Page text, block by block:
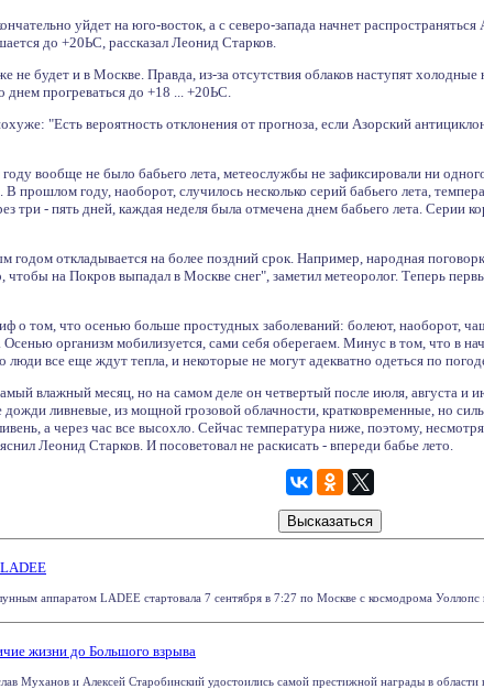
уйдет на юго-восток, а с северо-запада начнет
до +20ЬС, рассказал Леонид Старков.
не будет и в Москве. Правда, из-за отсутствия облаков наступят
днем прогреваться до +18 ... +20ЬС.
"Есть вероятность отклонения от прогноза, если Азорский
вообще не было бабьего лета, метеослужбы не зафиксировали ни
В прошлом году, наоборот, случилось несколько серий бабьего лета,
три - пять дней, каждая неделя была отмечена днем бабьего лета. Серии
годом откладывается на более поздний срок. Например, народная
чтобы на Покров выпадал в Москве снег", заметил метеоролог. Теперь
о том, что осенью больше простудных заболеваний: болеют, наоборот,
организм мобилизуется, сами себя оберегаем. Минус в том, что в
люди все еще ждут тепла, и некоторые не могут адекватно одеться по
влажный месяц, но на самом деле он четвертый после июля, августа и
ливневые, из мощной грозовой облачности, кратковременные, но
а через час все высохло. Сейчас температура ниже, поэтому,
Леонид Старков. И посоветовал не раскисать - впереди бабье лето.
аппаратом LADEE стартовала 7 сентября в 7:27 по Москве с космодрома
жизни до Большого взрыва
Муханов и Алексей Старобинский удостоились самой престижной награды в